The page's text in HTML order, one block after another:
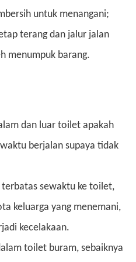
untuk menangani;
terang dan jalur jalan
menumpuk barang.
dan luar toilet apakah
berjalan supaya tidak
terbatas sewaktu ke toilet,
keluarga yang menemani,
kecelakaan.
toilet buram, sebaiknya